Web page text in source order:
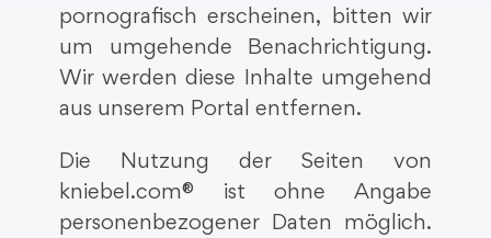
pornografisch erscheinen, bitten wir
um umgehende Benachrichtigung.
Wir werden diese Inhalte umgehend
aus unserem Portal entfernen.
Die Nutzung der Seiten von
kniebel.com® ist ohne Angabe
personenbezogener Daten möglich.